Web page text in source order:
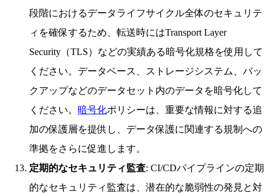
段階におけるデータライフサイクル全体のセキュリテ
ィを確保するため、転送時にはTransport Layer
Security（TLS）などの実績ある暗号化規格を使用して
ください。データベース、ストレージシステム、バッ
クアップなどのデータセット内のデータを暗号化して
ください。 暗号化ポリシーは、重要な情報に対する追
加の保護層を提供し、データ保護に関連する規制への
準拠をさらに促進します。
定期的なセキュリティ監査: CI/CDパイプラインの定期
的なセキュリティ監査は、潜在的な脆弱性の発見と対